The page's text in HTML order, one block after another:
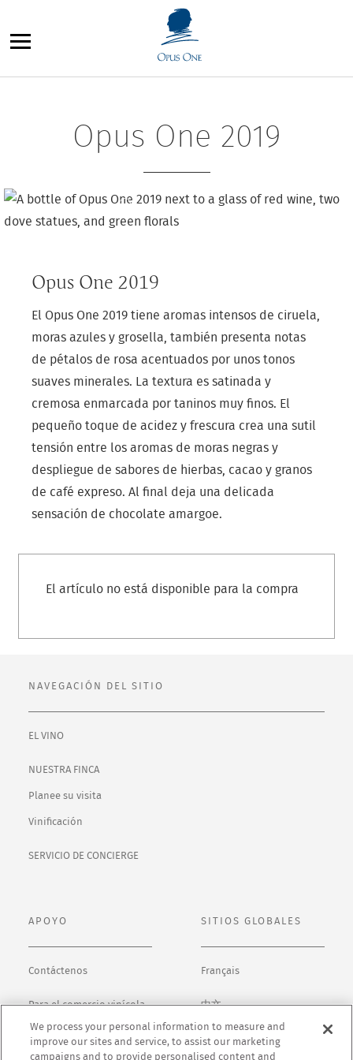
Opus One 2019
Opus One 2019
El Opus One 2019 tiene aromas intensos de ciruela,
moras azules y grosella, también presenta notas
de pétalos de rosa acentuados por unos tonos
suaves minerales. La textura es satinada y
cremosa enmarcada por taninos muy finos. El
pequeño toque de acidez y frescura crea una sutil
tensión entre los aromas de moras negras y
despliegue de sabores de hierbas, cacao y granos
de café expreso. Al final deja una delicada
sensación de chocolate amargoe.
El artículo no está disponible para la compra
NAVEGACIÓN DEL SITIO
EL VINO
NUESTRA FINCA
Planee su visita
Vinificación
SERVICIO DE CONCIERGE
APOYO
Contáctenos
Para el comercio vinícola
Póliza de privacidad
SITIOS GLOBALES
Français
中文
日本語
We process your personal information to measure and
improve our sites and service, to assist our marketing
campaigns and to provide personalised content and